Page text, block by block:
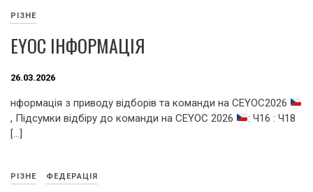
РІЗНЕ
EYOC ІНФОРМАЦІЯ
26.03.2026
нформація з приводу відборів та команди на CEYOC2026
, Підсумки відбіру до команди на CEYOC 2026
: Ч16 : Ч18
[…]
РІЗНЕ ФЕДЕРАЦІЯ